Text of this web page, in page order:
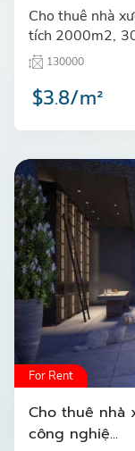
Cho thuê nhà
tích 2000m2,
máy SAMSUNG
Yên Bình, Thái
130000
$3.8/m²
For Rent
Cho thuê nhà
công nghiệ...